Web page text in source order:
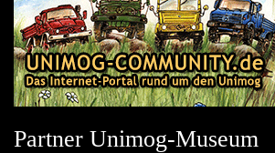
Partner Unimog-Museum